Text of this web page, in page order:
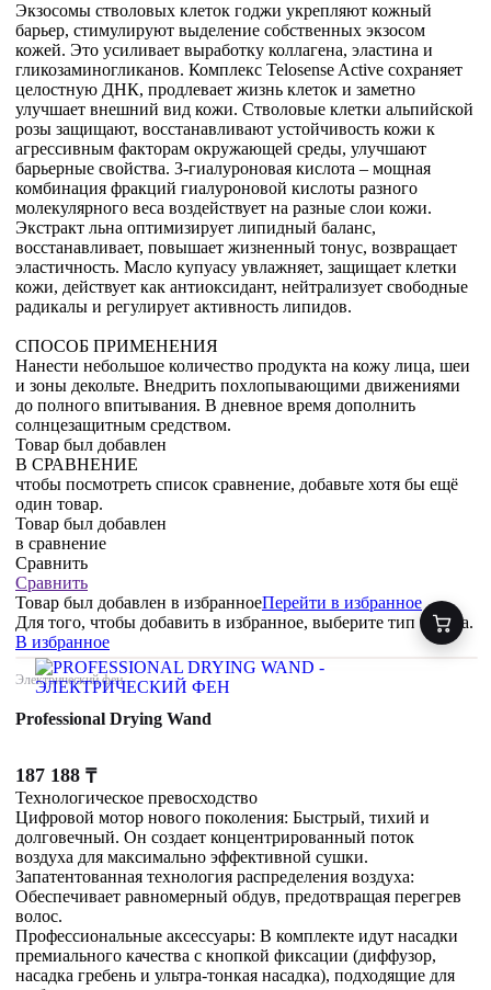
Экзосомы стволовых клеток годжи укрепляют кожный
барьер, стимулируют выделение собственных экзосом
кожей. Это усиливает выработку коллагена, эластина и
гликозаминогликанов. Комплекс Telosense Active сохраняет
целостную ДНК, продлевает жизнь клеток и заметно
улучшает внешний вид кожи. Стволовые клетки альпийской
розы защищают, восстанавливают устойчивость кожи к
агрессивным факторам окружающей среды, улучшают
барьерные свойства. 3-гиалуроновая кислота – мощная
комбинация фракций гиалуроновой кислоты разного
молекулярного веса воздействует на разные слои кожи.
Экстракт льна оптимизирует липидный баланс,
восстанавливает, повышает жизненный тонус, возвращает
эластичность. Масло купуасу увлажняет, защищает клетки
кожи, действует как антиоксидант, нейтрализует свободные
радикалы и регулирует активность липидов.
СПОСОБ ПРИМЕНЕНИЯ
Нанести небольшое количество продукта на кожу лица, шеи
и зоны декольте. Внедрить похлопывающими движениями
до полного впитывания. В дневное время дополнить
солнцезащитным средством.
Товар был добавлен
В СРАВНЕНИЕ
чтобы посмотреть список сравнение, добавьте хотя бы ещё
один товар.
Товар был добавлен
в сравнение
Сравнить
Сравнить
Товар был добавлен в избранноеПерейти в избранное
Для того, чтобы добавить в избранное, выберите тип товара.
В избранное
Электрический фен
Professional Drying Wand
187 188 ₸
Технологическое превосходство
Цифровой мотор нового поколения: Быстрый, тихий и
долговечный. Он создает концентрированный поток
воздуха для максимально эффективной сушки.
Запатентованная технология распределения воздуха:
Обеспечивает равномерный обдув, предотвращая перегрев
волос.
Профессиональные аксессуары: В комплекте идут насадки
премиального качества с кнопкой фиксации (диффузор,
насадка гребень и ультра-тонкая насадка), подходящие для